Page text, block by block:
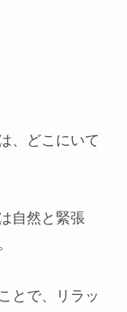
、どこにいて
自然と緊張
とで、リラッ